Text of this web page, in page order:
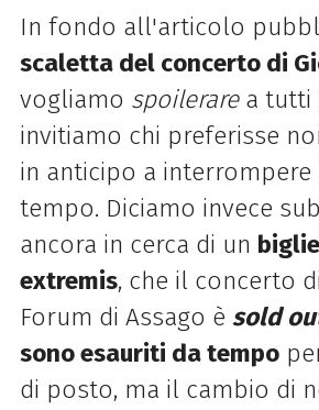
In fondo all'articolo
scaletta del concerto di
vogliamo spoilerare a tutti
invitiamo chi preferisse
in anticipo a
tempo. Diciamo invece
ancora in cerca di un
extremis, che il concerto
Forum di Assago è sold
sono esauriti da tempo
di posto, ma il cambio di